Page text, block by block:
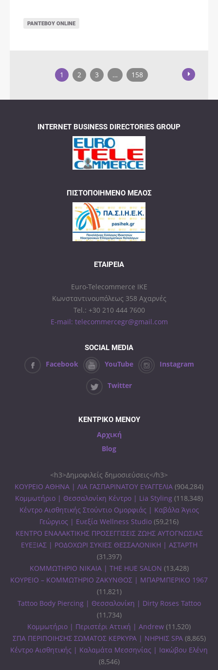
ΡΑΝΤΕΒΟΎ ONLINE
1 2 3 … 158
INTERNET BUSINESS DIRECTORIES GROUP
ΠΙΣΤΟΠΟΙΗΜΈΝΟ ΜΈΛΟΣ
ΕΤΑΙΡΕΊΑ
Euro-Telecommerce IKE
Κωνσταντινουπόλεως 358 Αχαρνές
Tel.: +30 210 444 7600
E-mail: telecommercegr@gmail.com
SOCIAL MEDIA
Facebook YouTube Instagram
Twitter
ΚΕΝΤΡΙΚΟ ΜΕΝΟΥ
Αρχική
Blog
<h3>Δημοφιλείς δημοσιεύσεις</h3>
ΚΟΥΡΕΙΟ ΑΘΗΝΑ | ΛΙΑ ΓΑΣΠΑΡΙΝΑΤΟΥ ΕΥΑΓΓΕΛΙΑ (904,284)
Κομμωτήριο | Θεσσαλονίκη Κέντρο | Lia Styling (118,348)
Κέντρο Αισθητικής Στούντιο Ομορφιάς | Καβάλα Άγιος
Γεώργιος | Ευεξία Wellness Studio (59,216)
ΚΕΝΤΡΟ ΕΝΑΛΑΚΤΙΚΗΣ ΠΡΟΣΕΓΓΙΣΕΙΣ ΖΩΗΣ ΑΥΤΟΓΝΩΣΙΑΣ
ΕΥΕΞΙΑΣ | ΡΟΔΟΧΩΡΙ ΣΥΚΙΕΣ ΘΕΣΣΑΛΟΝΙΚΗ | ΑΣΤΑΡΤΗ
(31,397)
ΚΟΜΜΩΤΗΡΙΟ ΝΙΚΑΙΑ | THE HUE SALON (13,428)
ΚΟΥΡΕΙΟ – ΚΟΜΜΩΤΗΡΙΟ ΖΑΚΥΝΘΟΣ | ΜΠΑΡΜΠΕΡΙΚΟ 1967
(11,821)
Tattoo Body Piercing | Θεσσαλονίκη | Dirty Roses Tattoo
(11,734)
Κομμωτήριο | Περιστέρι Αττική | Andrew (11,520)
ΣΠΑ ΠΕΡΙΠΟΙΗΣΗΣ ΣΩΜΑΤΟΣ ΚΕΡΚΥΡΑ | ΝΗΡΗΙΣ SPA (8,865)
Κέντρο Αισθητικής | Καλαμάτα Μεσσηνίας | Ιακώβου Ελένη
(8,546)